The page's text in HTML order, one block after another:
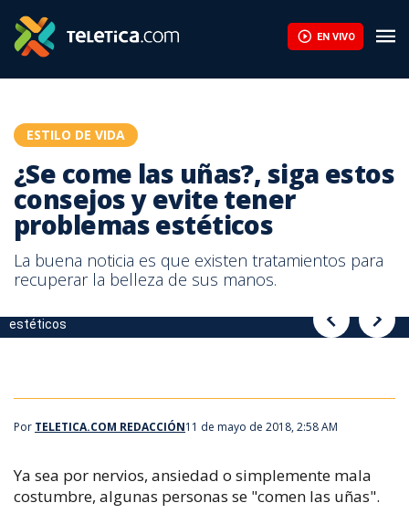
EN VIVO
ESTILO DE VIDA
¿Se come las uñas?, siga estos
consejos y evite tener
problemas estéticos
La buena noticia es que existen tratamientos para
recuperar la belleza de sus manos.
estéticos
estéticos
Por TELETICA.COM REDACCIÓN11 de mayo de 2018, 2:58 AM
Ya sea por nervios, ansiedad o simplemente mala
costumbre, algunas personas se "comen las uñas".